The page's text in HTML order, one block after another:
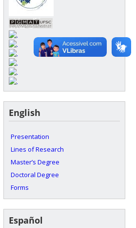
English
Presentation
Lines of Research
Master’s Degree
Doctoral Degree
Forms
Español